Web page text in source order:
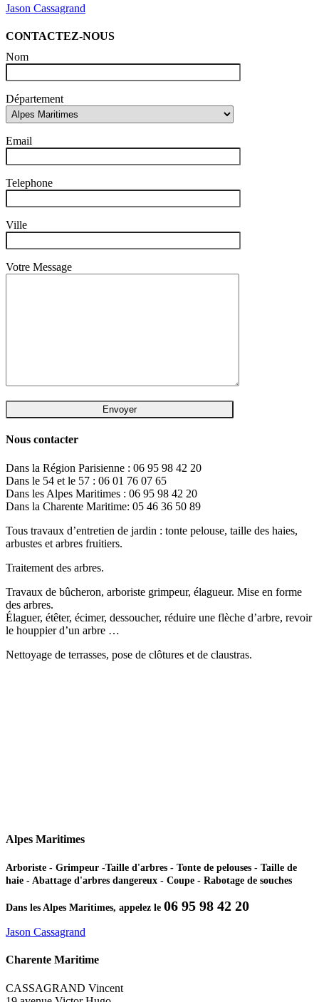
Jason Cassagrand
CONTACTEZ-NOUS
Nom
Département
Email
Telephone
Ville
Votre Message
Nous contacter
Dans la Région Parisienne : 06 95 98 42 20
Dans le 54 et le 57 : 06 01 76 07 65
Dans les Alpes Maritimes : 06 95 98 42 20
Dans la Charente Maritime: 05 46 36 50 89
Tous travaux d’entretien de jardin : tonte pelouse, taille des haies,
arbustes et arbres fruitiers.
Traitement des arbres.
Travaux de bûcheron, arboriste grimpeur, élagueur. Mise en forme
des arbres.
Élaguer, étêter, écimer, dessoucher, réduire une flèche d’arbre, revoir
le houppier d’un arbre …
Nettoyage de terrasses, pose de clôtures et de claustras.
Alpes Maritimes
Arboriste - Grimpeur -Taille d'arbres - Tonte de pelouses - Taille de
haie - Abattage d'arbres dangereux - Coupe - Rabotage de souches
Dans les Alpes Maritimes, appelez le 06 95 98 42 20
Jason Cassagrand
Charente Maritime
CASSAGRAND Vincent